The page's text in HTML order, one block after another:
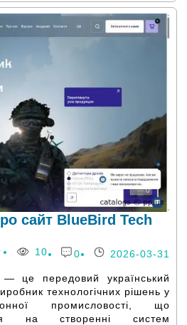
сайт BlueBird Tech
10 0 2026-03-31
це передовий український
технологічних рішень у
промисловості, що
на створенні систем